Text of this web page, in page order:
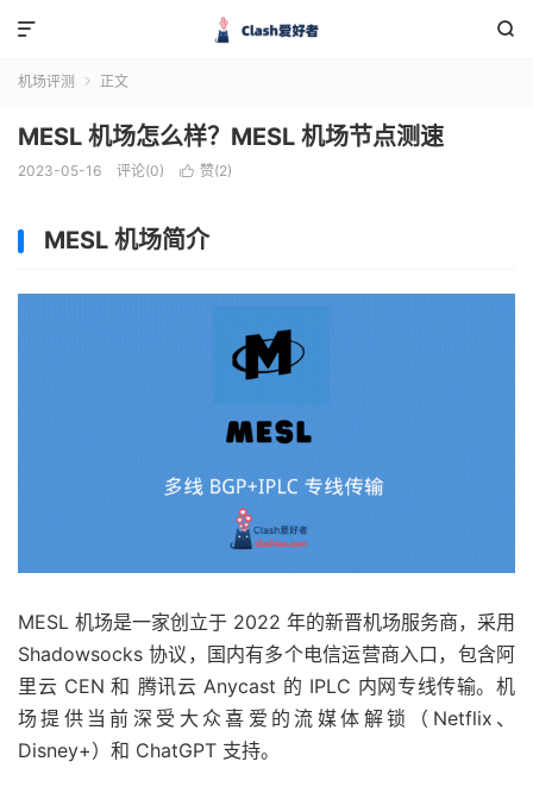


机场评测  正文
MESL 机场怎么样？MESL 机场节点测速
2023-05-16 评论(0)  赞(2)
MESL 机场简介
MESL 机场是一家创立于 2022 年的新晋机场服务商，采用
Shadowsocks 协议，国内有多个电信运营商入口，包含阿
里云 CEN 和 腾讯云 Anycast 的 IPLC 内网专线传输。机
场提供当前深受大众喜爱的流媒体解锁（Netflix、
Disney+）和 ChatGPT 支持。